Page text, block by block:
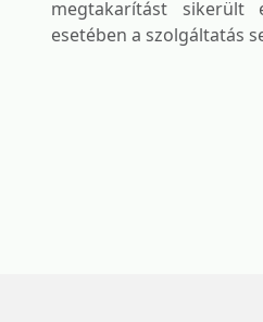
megtakarítást sikerült
esetében a szolgáltatás